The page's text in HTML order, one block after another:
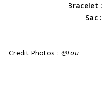
Bracelet :
Sac :
Credit Photos : @Lou